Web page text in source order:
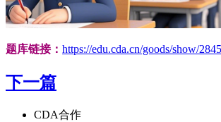
题库链接： https://edu.cda.cn/goods/show/2845
下一篇
CDA合作